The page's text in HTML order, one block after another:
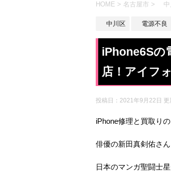
HOME > 名古屋市 > 中
中川区 電源不良
iPhone6Sの
店！アイフ
投稿日：2021年9月22日 更
iPhone修理と買取り
俳優の新田真剣佑さ
日本のマンガ聖闘士